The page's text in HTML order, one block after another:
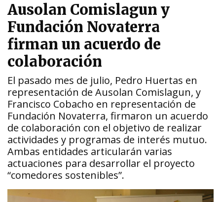
Ausolan Comislagun y
Fundación Novaterra
firman un acuerdo de
colaboración
El pasado mes de julio, Pedro Huertas en
representación de Ausolan Comislagun, y
Francisco Cobacho en representación de
Fundación Novaterra, firmaron un acuerdo
de colaboración con el objetivo de realizar
actividades y programas de interés mutuo.
Ambas entidades articularán varias
actuaciones para desarrollar el proyecto
“comedores sostenibles”.